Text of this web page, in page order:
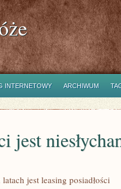
INTERNETOWY ARCHIWUM
jest
jest leasing posiadłości